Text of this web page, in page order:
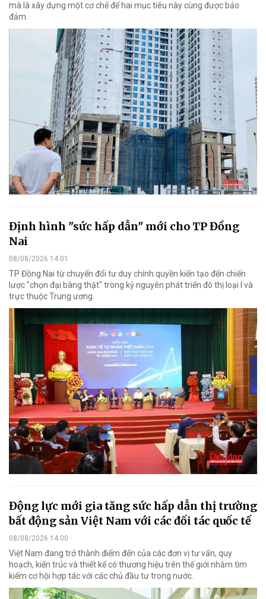
mà là xây dựng một cơ chế để hai mục tiêu này cùng được bảo
đảm.
Định hình "sức hấp dẫn" mới cho TP Đồng
Nai
08/08/2026 14:01
TP Đồng Nai từ chuyển đổi tư duy chính quyền kiến tạo đến chiến
lược "chọn đại bàng thật" trong kỷ nguyên phát triển đô thị loại I và
trực thuộc Trung ương.
Động lực mới gia tăng sức hấp dẫn thị trường
bất động sản Việt Nam với các đối tác quốc tế
08/08/2026 14:00
Việt Nam đang trở thành điểm đến của các đơn vị tư vấn, quy
hoạch, kiến trúc và thiết kế có thương hiệu trên thế giới nhằm tìm
kiếm cơ hội hợp tác với các chủ đầu tư trong nước.